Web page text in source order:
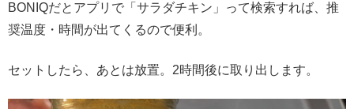
BONIQだとアプリで「サラダチキン」って検索すれば、推
奨温度・時間が出てくるので便利。
セットしたら、あとは放置。2時間後に取り出します。